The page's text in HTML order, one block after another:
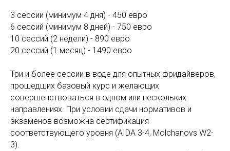
3 сессии (минимум 4 дня) - 450 евро
6 сессий (минимум 8 дней) - 750 евро
10 сессий (2 недели) - 890 евро
20 сессий (1 месяц) - 1490 евро
Три и более сессии в воде для опытных фридайверов,
прошедших базовый курс и желающих
совершенствоваться в одном или нескольких
направлениях. При условии сдачи нормативов и
экзаменов возможна сертификация
соответствующего уровня (AIDA 3-4, Molchanovs W2-
3).